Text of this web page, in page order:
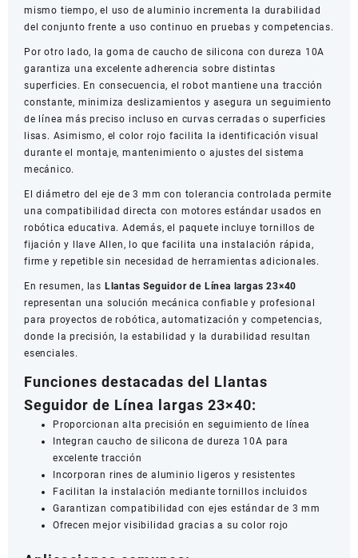
mismo tiempo, el uso de aluminio incrementa la durabilidad
del conjunto frente a uso continuo en pruebas y competencias.
Por otro lado, la goma de caucho de silicona con dureza 10A
garantiza una excelente adherencia sobre distintas
superficies. En consecuencia, el robot mantiene una tracción
constante, minimiza deslizamientos y asegura un seguimiento
de línea más preciso incluso en curvas cerradas o superficies
lisas. Asimismo, el color rojo facilita la identificación visual
durante el montaje, mantenimiento o ajustes del sistema
mecánico.
El diámetro del eje de 3 mm con tolerancia controlada permite
una compatibilidad directa con motores estándar usados en
robótica educativa. Además, el paquete incluye tornillos de
fijación y llave Allen, lo que facilita una instalación rápida,
firme y repetible sin necesidad de herramientas adicionales.
En resumen, las Llantas Seguidor de Línea largas 23×40
representan una solución mecánica confiable y profesional
para proyectos de robótica, automatización y competencias,
donde la precisión, la estabilidad y la durabilidad resultan
esenciales.
Funciones destacadas del Llantas
Seguidor de Línea largas 23×40:
Proporcionan alta precisión en seguimiento de línea
Integran caucho de silicona de dureza 10A para
excelente tracción
Incorporan rines de aluminio ligeros y resistentes
Facilitan la instalación mediante tornillos incluidos
Garantizan compatibilidad con ejes estándar de 3 mm
Ofrecen mejor visibilidad gracias a su color rojo